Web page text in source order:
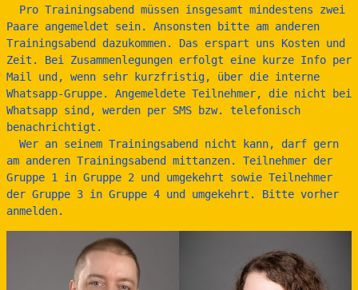
Paare angemeldet sein. Ansonsten bitte am anderen
Trainingsabend dazukommen. Das erspart uns Kosten und
Zeit. Bei Zusammenlegungen erfolgt eine kurze Info per
Mail und, wenn sehr kurzfristig, über die interne
Whatsapp-Gruppe. Angemeldete Teilnehmer, die nicht bei
Whatsapp sind, werden per SMS bzw. telefonisch
benachrichtigt.
am anderen Trainingsabend mittanzen. Teilnehmer der
Gruppe 1 in Gruppe 2 und umgekehrt sowie Teilnehmer
der Gruppe 3 in Gruppe 4 und umgekehrt. Bitte vorher
anmelden.